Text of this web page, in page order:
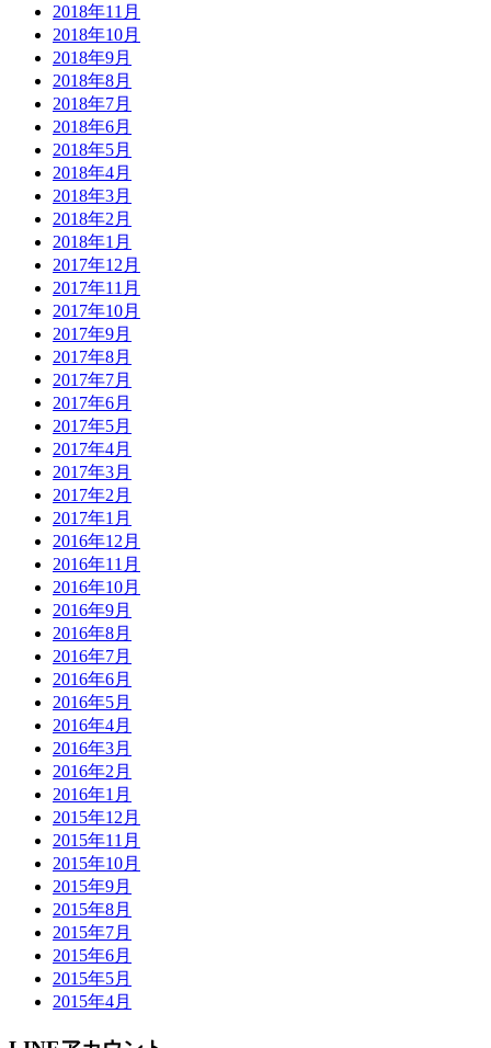
2018年11月
2018年10月
2018年9月
2018年8月
2018年7月
2018年6月
2018年5月
2018年4月
2018年3月
2018年2月
2018年1月
2017年12月
2017年11月
2017年10月
2017年9月
2017年8月
2017年7月
2017年6月
2017年5月
2017年4月
2017年3月
2017年2月
2017年1月
2016年12月
2016年11月
2016年10月
2016年9月
2016年8月
2016年7月
2016年6月
2016年5月
2016年4月
2016年3月
2016年2月
2016年1月
2015年12月
2015年11月
2015年10月
2015年9月
2015年8月
2015年7月
2015年6月
2015年5月
2015年4月